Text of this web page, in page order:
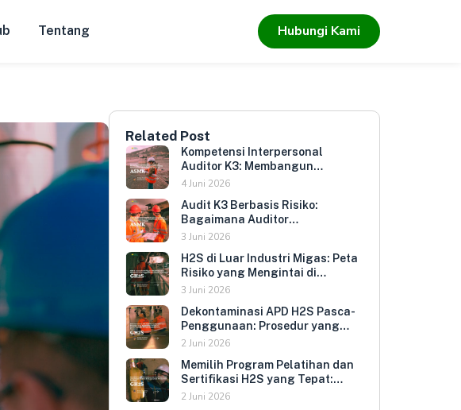
Tentang Hubungi Kami
Related Post
Kompetensi Interpersonal
Auditor K3: Membangun
Hubungan yang Mendorong
Sukarela
4 Juni 2026
Audit K3 Berbasis Risiko:
Bagaimana Auditor
Memprioritaskan Area yang
Perusahaan
3 Juni 2026
H2S di Luar Industri Migas: Peta
Risiko yang Mengintai di
Berbagai Sektor Industri
3 Juni 2026
Dekontaminasi APD H2S Pasca-
Penggunaan: Prosedur yang
Melindungi Pengguna
Umur Peralatan
2 Juni 2026
Memilih Program Pelatihan dan
Sertifikasi H2S yang Tepat:
Kriteria Evaluasi untuk HR dan
2 Juni 2026